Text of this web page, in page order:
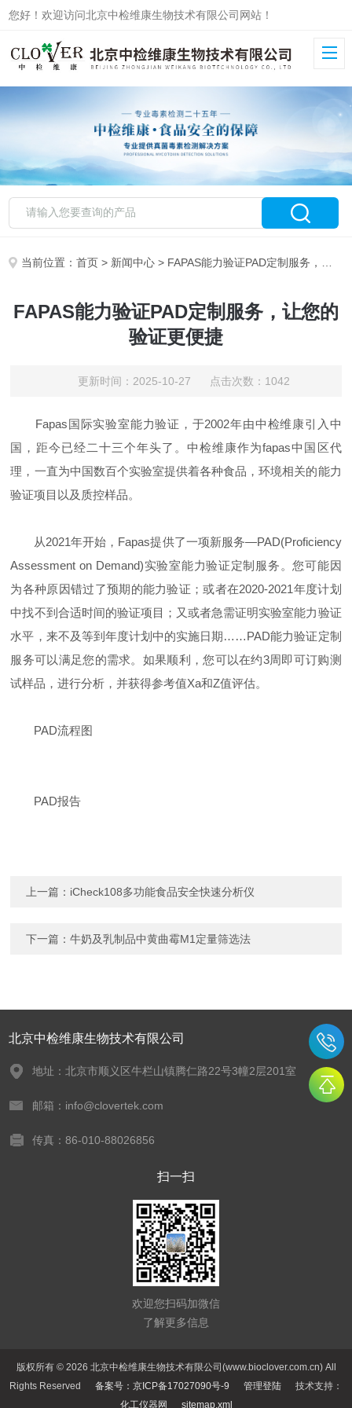
您好！欢迎访问北京中检维康生物技术有限公司网站！
当前位置：首页 > 新闻中心 > FAPAS能力验证PAD定制服务，让您的验证更便捷
FAPAS能力验证PAD定制服务，让您的
验证更便捷
更新时间：2025-10-27 点击次数：1042
Fapas国际实验室能力验证，于2002年由中检维康引入中
国，距今已经二十三个年头了。中检维康作为fapas中国区代
理，一直为中国数百个实验室提供着各种食品，环境相关的能力
验证项目以及质控样品。
从2021年开始，Fapas提供了一项新服务—PAD(Proficiency
Assessment on Demand)实验室能力验证定制服务。您可能因
为各种原因错过了预期的能力验证；或者在2020-2021年度计划
中找不到合适时间的验证项目；又或者急需证明实验室能力验证
水平，来不及等到年度计划中的实施日期……PAD能力验证定制
服务可以满足您的需求。如果顺利，您可以在约3周即可订购测
试样品，进行分析，并获得参考值Xa和Z值评估。
PAD流程图
PAD报告
上一篇： iCheck108多功能食品安全快速分析仪
下一篇：牛奶及乳制品中黄曲霉M1定量筛选法
北京中检维康生物技术有限公司
地址：北京市顺义区牛栏山镇腾仁路22号3幢2层201室
邮箱：info@clovertek.com
传真：86-010-88026856
扫一扫
欢迎您扫码加微信
了解更多信息
版权所有 © 2026 北京中检维康生物技术有限公司(www.bioclover.com.cn) All
Rights Reserved 备案号：京ICP备17027090号-9 管理登陆 技术支持：
化工仪器网
sitemap.xml